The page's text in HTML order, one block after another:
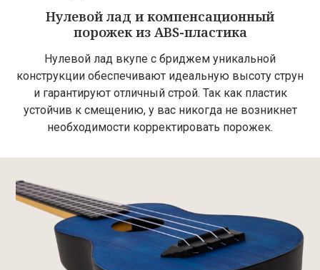
Нулевой лад и компенсационный
порожек из ABS-пластика
Нулевой лад вкупе с бриджем уникальной
конструкции обеспечивают идеальную высоту струн
и гарантируют отличный строй. Так как пластик
устойчив к смещению, у вас никогда не возникнет
необходимости корректировать порожек.